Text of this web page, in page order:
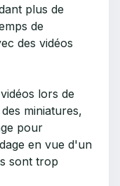
plus de
de
des vidéos
lors de
miniatures,
pour
en vue d'un
sont trop